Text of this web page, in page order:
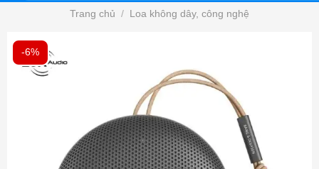
Trang chủ / Loa không dây, công nghệ
-6%